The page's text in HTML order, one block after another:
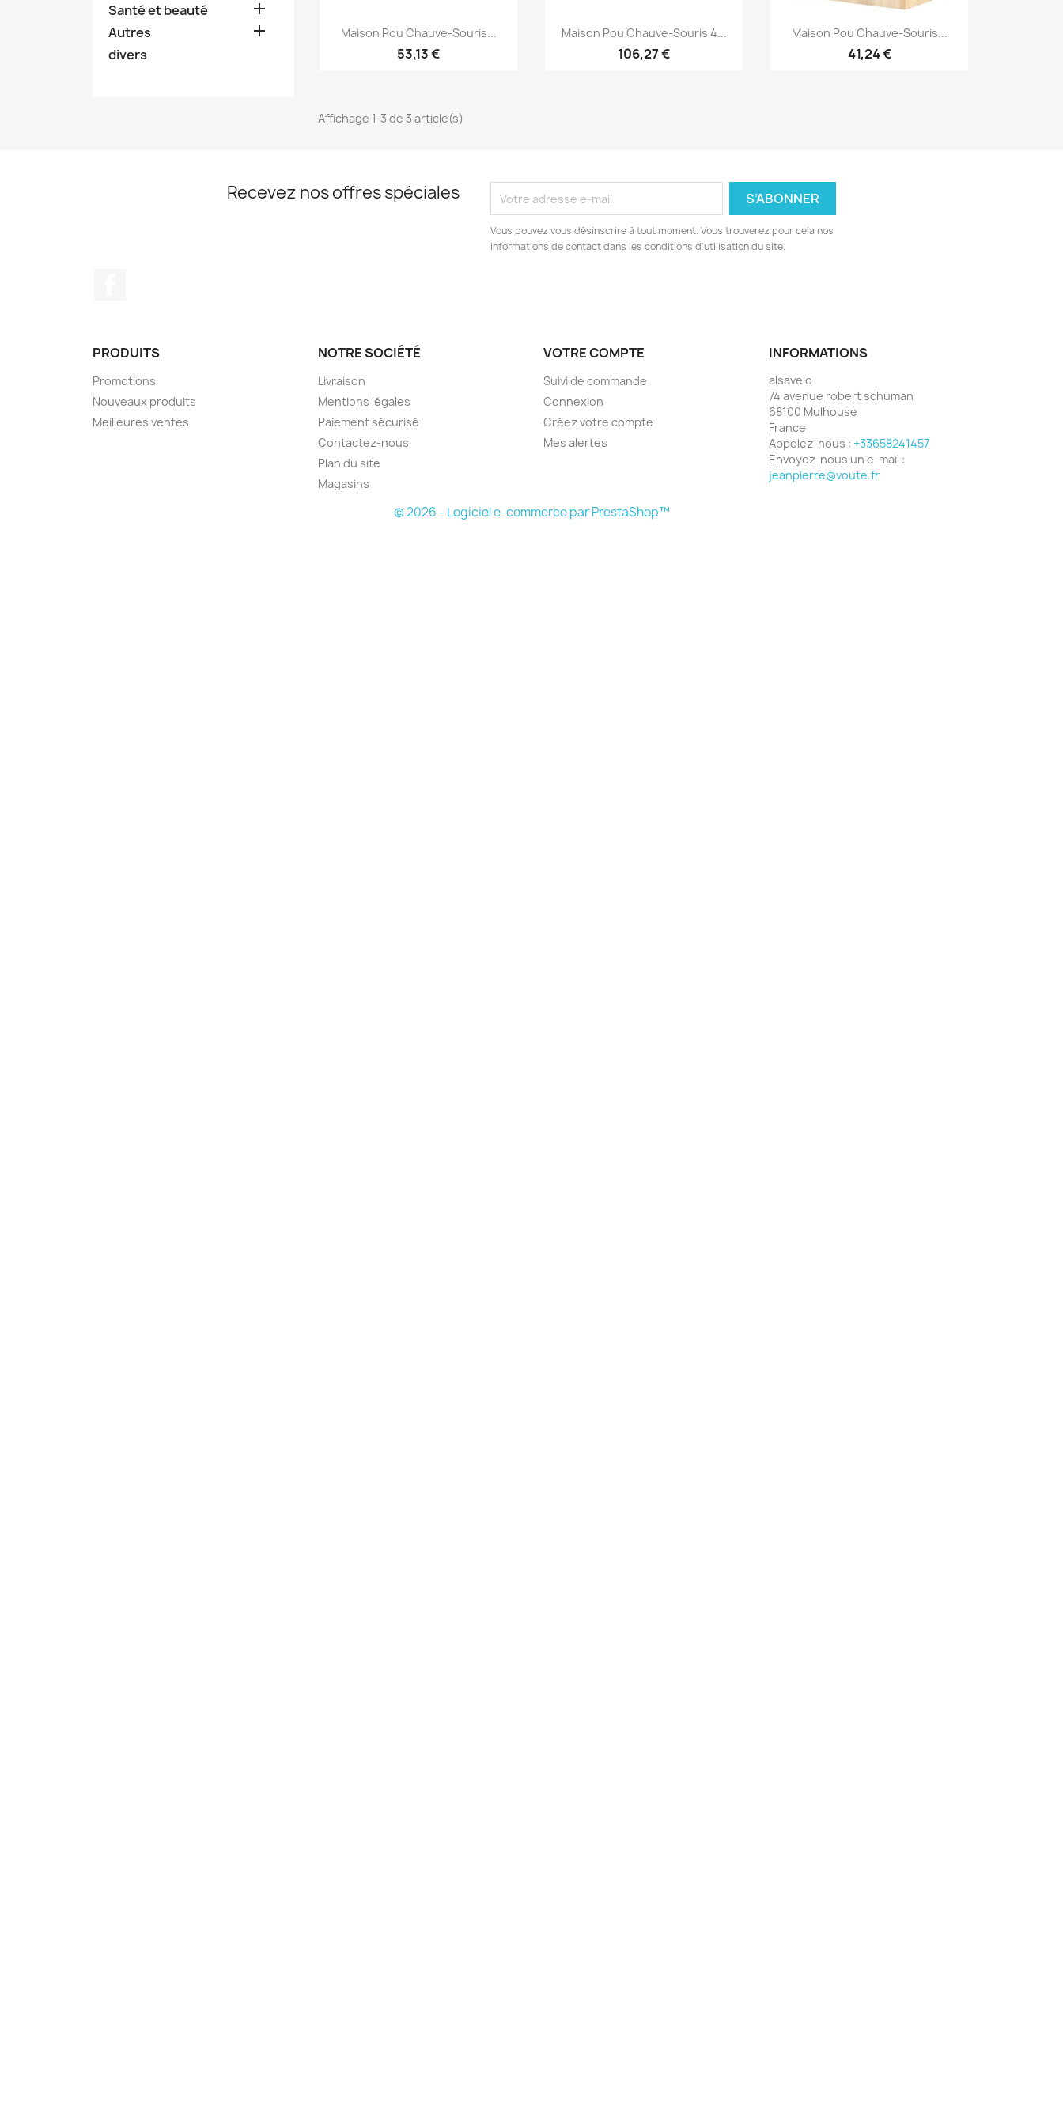
Santé et beauté 
Autres 
divers
Aperçu rapide
Maison Pou Chauve-Souris...
53,13 €
Aperçu rapide
Maison Pou Chauve-Souris 4...
106,27 €
Aperçu rapide
Maison Pou Chauve-Souris...
41,24 €
Affichage 1-3 de 3 article(s)
Recevez nos offres spéciales
Vous pouvez vous désinscrire à tout moment. Vous trouverez pour cela nos
informations de contact dans les conditions d'utilisation du site.
PRODUITS
Promotions
Nouveaux produits
Meilleures ventes
NOTRE SOCIÉTÉ
Livraison
Mentions légales
Paiement sécurisé
Contactez-nous
Plan du site
Magasins
VOTRE COMPTE
Suivi de commande
Connexion
Créez votre compte
Mes alertes
INFORMATIONS
alsavelo
74 avenue robert schuman
68100 Mulhouse
France
Appelez-nous : +33658241457
Envoyez-nous un e-mail :
jeanpierre@voute.fr
© 2026 - Logiciel e-commerce par PrestaShop™